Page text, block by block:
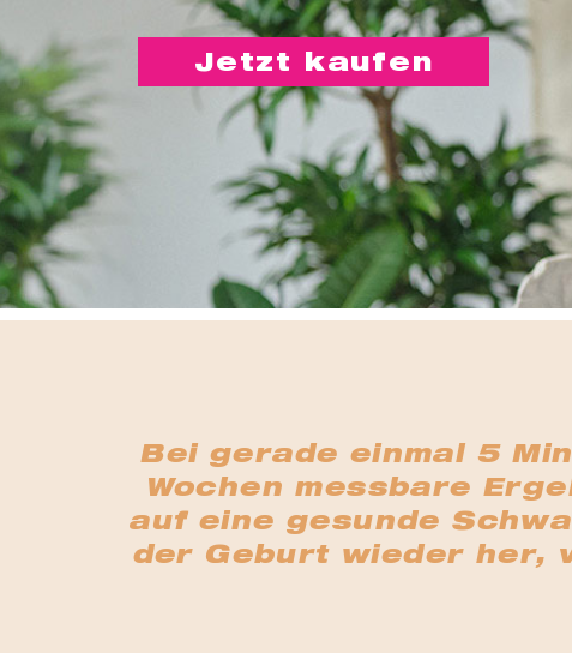
Jetzt kaufen
Bei gerade einmal 5
Wochen messbare
auf eine gesunde
der Geburt wieder her,